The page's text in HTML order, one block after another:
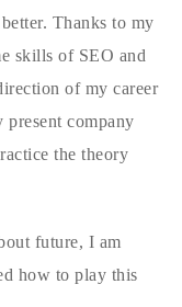
Thanks to my
skills of SEO and
of my career
present company
the theory
future, I am
how to play this